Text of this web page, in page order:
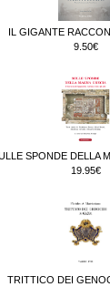
IL GIGANTE
9.50€
SPONDE DELLA
19.95€
TRITTICO DEI